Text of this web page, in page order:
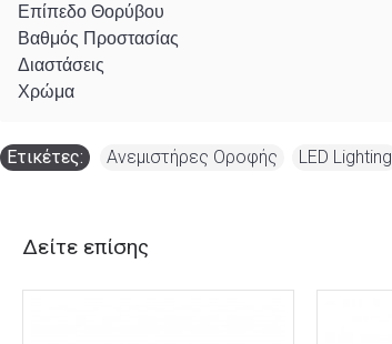
Επίπεδο Θορύβου
Βαθμός Προστασίας
Διαστάσεις
Χρώμα
Ετικέτες: Ανεμιστήρες Οροφής LED Lighting
Δείτε επίσης